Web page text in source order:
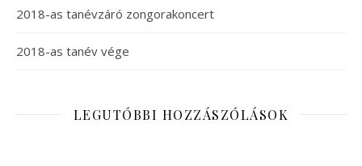
2018-as tanévzáró zongorakoncert
2018-as tanév vége
LEGUTÓBBI HOZZÁSZÓLÁSOK